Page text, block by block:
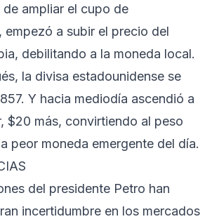
ampliar el cupo de
empezó a subir el precio del
debilitando a la moneda local.
la divisa estadounidense se
Y hacia mediodía ascendió a
$20 más, convirtiendo al peso
peor moneda emergente del día.
del presidente Petro han
incertidumbre en los mercados